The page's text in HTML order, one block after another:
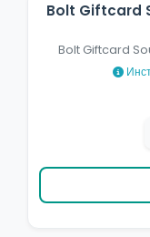
Bolt Giftcard
Bolt Giftcard